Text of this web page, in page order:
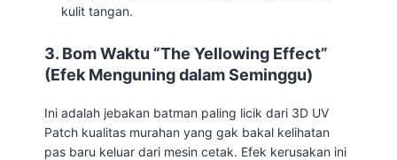
kulit tangan.
3. Bom Waktu “The Yellowing Effect”
(Efek Menguning dalam Seminggu)
Ini adalah jebakan batman paling licik dari 3D UV
Patch kualitas murahan yang gak bakal kelihatan
pas baru keluar dari mesin cetak. Efek kerusakan ini